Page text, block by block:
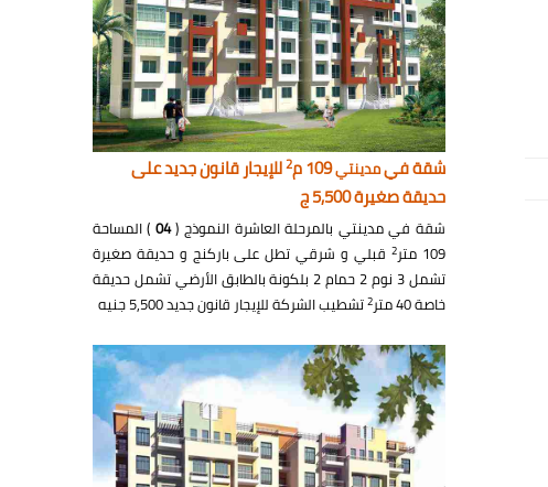
شقة فيمدينتي109 م 2للإيجار قانون جديد على
حديقة صغيرة 5,500 ج
شقة في مدينتي بالمرحلة العاشرة النموذج (04 ) المساحة
109 متر
2 قبلي و شرقي تطل على باركنج و حديقة صغيرة
تشمل 3 نوم 2 حمام 2 بلكونة بالطابق الأرضي تشمل حديقة
خاصة 40 متر
2تشطيب الشركة للإيجار قانون جديد 5,500 جنيه